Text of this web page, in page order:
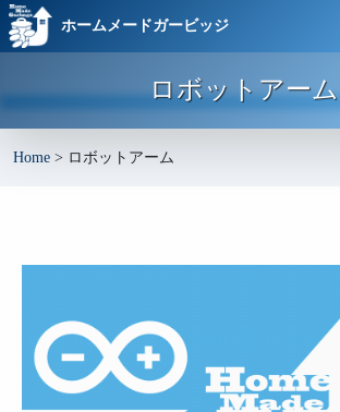
ホームメードガービッジ
ロボットアーム
Home > ロボットアーム